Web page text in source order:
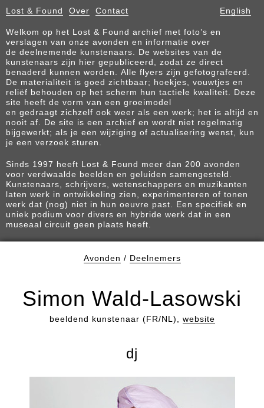
Lost & Found Over Contact English
Welkom op het Lost & Found archief met foto’s en
verslagen van onze avonden en informatie over
de deelnemende kunstenaars. De websites van de
kunstenaars zijn hier gepubliceerd, zodat ze direct
benaderd kunnen worden. Alle flyers zijn gefotografeerd.
De materialiteit is goed zichtbaar; hoekjes, vouwtjes en
reliëf behouden op het scherm hun tactiele kwaliteit. Deze
site heeft de vorm van een groeimodel
en gedraagt zichzelf ook weer als een werk; het is altijd en
nooit af. De site is een archief en wordt niet regelmatig
bijgewerkt; als je een wijziging of actualisering wenst, kun
je een verzoek sturen.
Sinds 1997 heeft Lost & Found meer dan 200 avonden
voor verdwaalde beelden en geluiden samengesteld.
Kunstenaars, schrijvers, wetenschappers en muzikanten
laten werk in ontwikkeling zien, experimenteren of tonen
werk dat (nog) niet in hun oeuvre past. Een specifiek en
uniek podium voor divers en hybride werk dat in een
museaal circuit geen plaats heeft.
Avonden / Deelnemers
Simon Wald-Lasowski
beeldend kunstenaar (FR/NL), website
dj